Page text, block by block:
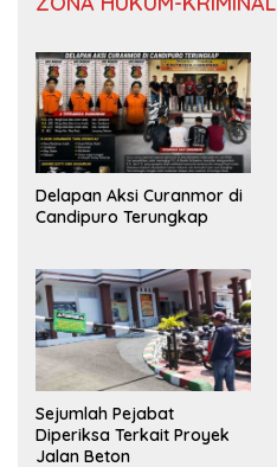
Delapan Aksi Curanmor di
Candipuro Terungkap
Sejumlah Pejabat
Diperiksa Terkait Proyek
Jalan Beton